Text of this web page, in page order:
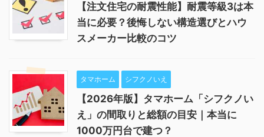
【注文住宅の耐震性能】耐震等級3は本
当に必要？後悔しない構造選びとハウ
スメーカー比較のコツ
タマホーム シフクノいえ
【2026年版】タマホーム「シフクノい
え」の間取りと総額の目安｜本当に
1000万円台で建つ？